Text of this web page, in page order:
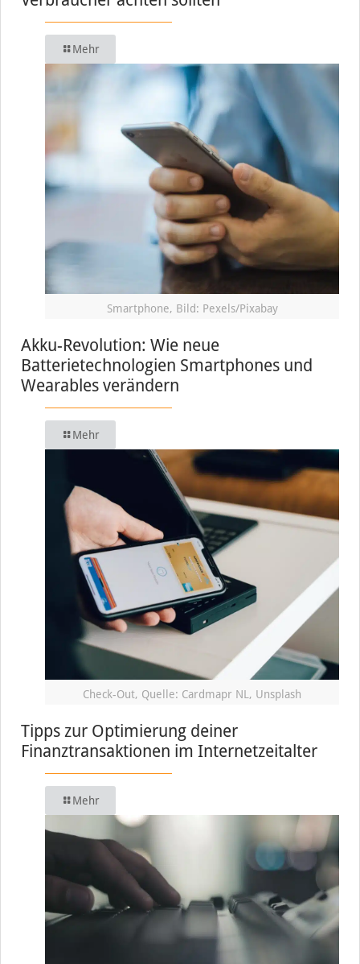
Mehr
Smartphone, Bild: Pexels/Pixabay
Akku-Revolution: Wie neue
Batterietechnologien Smartphones und
Wearables verändern
Mehr
Check-Out, Quelle: Cardmapr NL, Unsplash
Tipps zur Optimierung deiner
Finanztransaktionen im Internetzeitalter
Mehr